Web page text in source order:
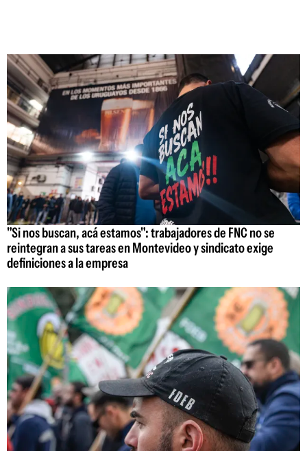
"Si nos buscan, acá estamos": trabajadores de FNC no se
reintegran a sus tareas en Montevideo y sindicato exige
definiciones a la empresa